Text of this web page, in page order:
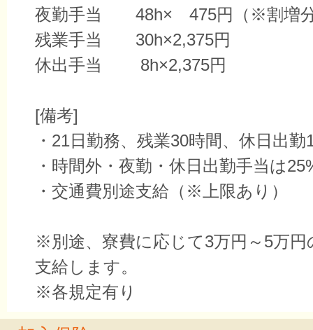
夜勤手当 48h× 475円（※割増
残業手当 30h×2,375円
休出手当 8h×2,375円
[備考]
・21日勤務、残業30時間、休日出
・時間外・夜勤・休日出勤手当は
・交通費別途支給（※上限あり）
※別途、寮費に応じて3万円～5万円
支給します。
※各規定有り